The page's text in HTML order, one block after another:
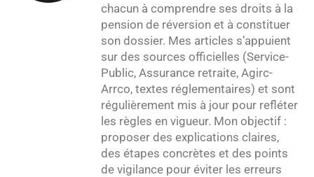
chacun à comprendre ses droits à la
pension de réversion et à constituer
son dossier. Mes articles s’appuient
sur des sources officielles (Service-
Public, Assurance retraite, Agirc-
Arrco, textes réglementaires) et sont
régulièrement mis à jour pour refléter
les règles en vigueur. Mon objectif :
proposer des explications claires,
des étapes concrètes et des points
de vigilance pour éviter les erreurs